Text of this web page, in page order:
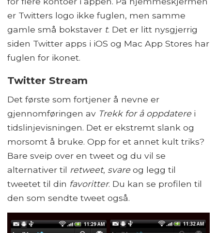
er Twitters logo ikke fuglen, men samme
gamle små bokstaver t. Det er litt nysgjerrig
siden Twitter apps i iOS og Mac App Stores har
fuglen for ikonet.
Twitter Stream
Det første som fortjener å nevne er
gjennomføringen av Trekk for å oppdatere i
tidslinjevisningen. Det er ekstremt slank og
morsomt å bruke. Opp for et annet kult triks?
Bare sveip over en tweet og du vil se
alternativer til retweet, svare og legg til
tweetet til din favoritter. Du kan se profilen til
den som sendte tweet også.